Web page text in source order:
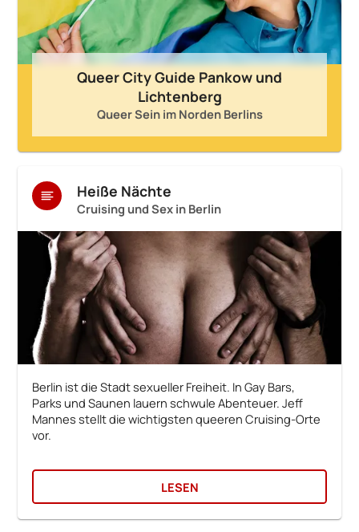
Queer City Guide Pankow und
Lichtenberg
Queer Sein im Norden Berlins
Heiße Nächte
Cruising und Sex in Berlin
Berlin ist die Stadt sexueller Freiheit. In Gay Bars,
Parks und Saunen lauern schwule Abenteuer. Jeff
Mannes stellt die wichtigsten queeren Cruising-Orte
vor.
LESEN